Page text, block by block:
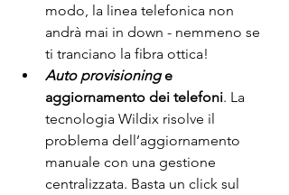
modo, la linea telefonica non
andrà mai in down - nemmeno se
ti tranciano la fibra ottica!
Auto provisioning e
aggiornamento dei telefoni. La
tecnologia Wildix risolve il
problema dell’aggiornamento
manuale con una gestione
centralizzata. Basta un click sul